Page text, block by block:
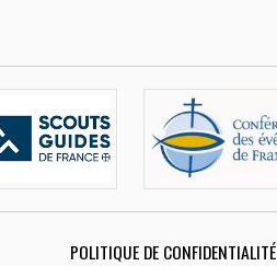
POLITIQUE DE CONFIDENTIALITÉ